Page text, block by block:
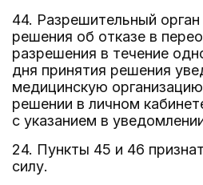
44. Разрешительный орган
решения об отказе в
разрешения в течение
дня принятия решения
медицинскую
решении в личном
с указанием в
24. Пункты 45 и 46
силу.